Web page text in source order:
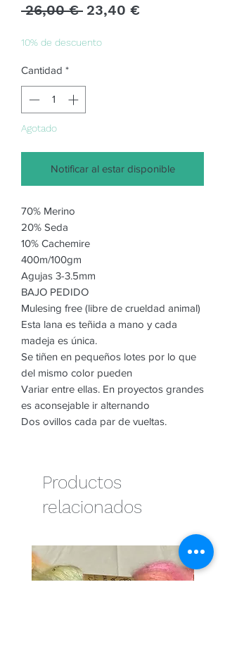
26,00 € Precio
23,40 €Precio
10% de descuento
Cantidad *
Agotado
Notificar al estar disponible
70% Merino
20% Seda
10% Cachemire
400m/100gm
Agujas 3-3.5mm
BAJO PEDIDO
Mulesing free (libre de crueldad animal)
Esta lana es teñida a mano y cada
madeja es única.
Se tiñen en pequeños lotes por lo que
del mismo color pueden
Variar entre ellas. En proyectos grandes
es aconsejable ir alternando
Dos ovillos cada par de vueltas.
Productos
relacionados